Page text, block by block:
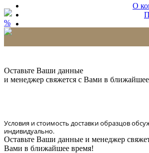
О
%
Оставьте Ваши данные
и менеджер свяжется с Вами в
Условия и стоимость доставки образцов
индивидуально.
Оставьте Ваши данные и менеджер
Вами в ближайшее время!